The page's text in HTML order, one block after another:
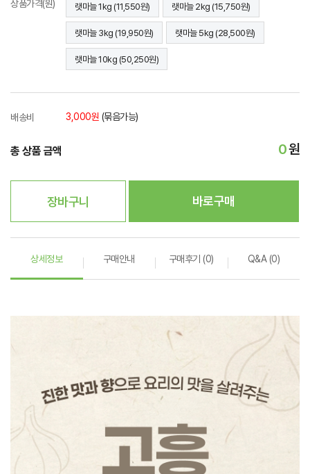
상품가격(원) 랫마늘 1kg (11,550원) 랫마늘 2kg (15,750원)
랫마늘 3kg (19,950원) 랫마늘 5kg (28,500원)
랫마늘 10kg (50,250원)
배송비 3,000원 (묶음가능)
총 상품 금액 0원
장바구니 바로구매
상세정보 구매안내 구매후기 (0) Q&A (0)